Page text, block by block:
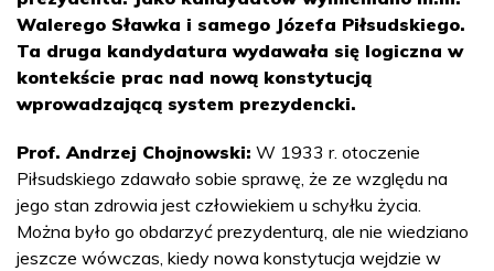
Walerego Sławka i samego Józefa Piłsudskiego.
Ta druga kandydatura wydawała się logiczna w
kontekście prac nad nową konstytucją
wprowadzającą system prezydencki.
Prof. Andrzej Chojnowski: W 1933 r. otoczenie
Piłsudskiego zdawało sobie sprawę, że ze względu na
jego stan zdrowia jest człowiekiem u schyłku życia.
Można było go obdarzyć prezydenturą, ale nie wiedziano
jeszcze wówczas, kiedy nowa konstytucja wejdzie w